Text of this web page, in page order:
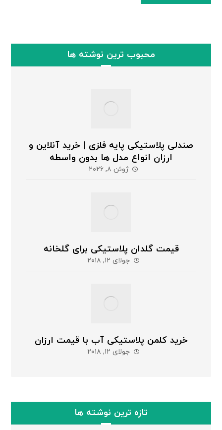
محبوب ترین نوشته ها
صندلی پلاستیکی پایه فلزی | خرید آنلاین و
ارزان انواع مدل ها بدون واسطه
ژوئن ۸, ۲۰۲۶
قیمت گلدان پلاستیکی برای گلخانه
جولای ۱۲, ۲۰۱۸
خرید کلمن پلاستیکی آب با قیمت ارزان
جولای ۱۲, ۲۰۱۸
تازه ترین نوشته ها